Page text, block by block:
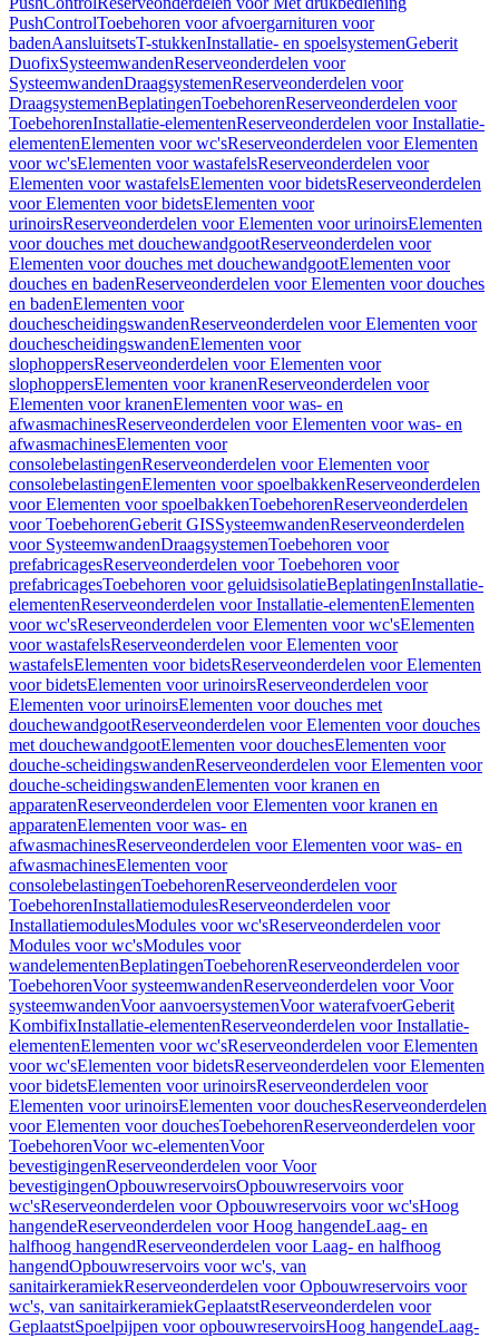
PushControlToebehoren voor afvoergarnituren voor
badenAansluitsetsT-stukkenInstallatie- en spoelsystemenGeberit
DuofixSysteemwandenReserveonderdelen voor
SysteemwandenDraagsystemenReserveonderdelen voor
DraagsystemenBeplatingenToebehorenReserveonderdelen voor
ToebehorenInstallatie-elementenReserveonderdelen voor Installatie-
elementenElementen voor wc'sReserveonderdelen voor Elementen
voor wc'sElementen voor wastafelsReserveonderdelen voor
Elementen voor wastafelsElementen voor bidetsReserveonderdelen
voor Elementen voor bidetsElementen voor
urinoirsReserveonderdelen voor Elementen voor urinoirsElementen
voor douches met douchewandgootReserveonderdelen voor
Elementen voor douches met douchewandgootElementen voor
douches en badenReserveonderdelen voor Elementen voor douches
en badenElementen voor
douchescheidingswandenReserveonderdelen voor Elementen voor
douchescheidingswandenElementen voor
slophoppersReserveonderdelen voor Elementen voor
slophoppersElementen voor kranenReserveonderdelen voor
Elementen voor kranenElementen voor was- en
afwasmachinesReserveonderdelen voor Elementen voor was- en
afwasmachinesElementen voor
consolebelastingenReserveonderdelen voor Elementen voor
consolebelastingenElementen voor spoelbakkenReserveonderdelen
voor Elementen voor spoelbakkenToebehorenReserveonderdelen
voor ToebehorenGeberit GISSysteemwandenReserveonderdelen
voor SysteemwandenDraagsystemenToebehoren voor
prefabricagesReserveonderdelen voor Toebehoren voor
prefabricagesToebehoren voor geluidsisolatieBeplatingenInstallatie-
elementenReserveonderdelen voor Installatie-elementenElementen
voor wc'sReserveonderdelen voor Elementen voor wc'sElementen
voor wastafelsReserveonderdelen voor Elementen voor
wastafelsElementen voor bidetsReserveonderdelen voor Elementen
voor bidetsElementen voor urinoirsReserveonderdelen voor
Elementen voor urinoirsElementen voor douches met
douchewandgootReserveonderdelen voor Elementen voor douches
met douchewandgootElementen voor douchesElementen voor
douche-scheidingswandenReserveonderdelen voor Elementen voor
douche-scheidingswandenElementen voor kranen en
apparatenReserveonderdelen voor Elementen voor kranen en
apparatenElementen voor was- en
afwasmachinesReserveonderdelen voor Elementen voor was- en
afwasmachinesElementen voor
consolebelastingenToebehorenReserveonderdelen voor
ToebehorenInstallatiemodulesReserveonderdelen voor
InstallatiemodulesModules voor wc'sReserveonderdelen voor
Modules voor wc'sModules voor
wandelementenBeplatingenToebehorenReserveonderdelen voor
ToebehorenVoor systeemwandenReserveonderdelen voor Voor
systeemwandenVoor aanvoersystemenVoor waterafvoerGeberit
KombifixInstallatie-elementenReserveonderdelen voor Installatie-
elementenElementen voor wc'sReserveonderdelen voor Elementen
voor wc'sElementen voor bidetsReserveonderdelen voor Elementen
voor bidetsElementen voor urinoirsReserveonderdelen voor
Elementen voor urinoirsElementen voor douchesReserveonderdelen
voor Elementen voor douchesToebehorenReserveonderdelen voor
ToebehorenVoor wc-elementenVoor
bevestigingenReserveonderdelen voor Voor
bevestigingenOpbouwreservoirsOpbouwreservoirs voor
wc'sReserveonderdelen voor Opbouwreservoirs voor wc'sHoog
hangendeReserveonderdelen voor Hoog hangendeLaag- en
halfhoog hangendReserveonderdelen voor Laag- en halfhoog
hangendOpbouwreservoirs voor wc's, van
sanitairkeramiekReserveonderdelen voor Opbouwreservoirs voor
wc's, van sanitairkeramiekGeplaatstReserveonderdelen voor
GeplaatstSpoelpijpen voor opbouwreservoirsHoog hangendeLaag-